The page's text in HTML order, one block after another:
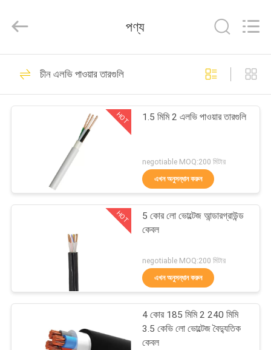
পণ্য
কারখানা
যোগাযোগ
Management
Services
Rights
সাঁজোয়া শক্তি তারগুলি
10
এক্সএলপিই পাওয়ার পাওয়ার
10
10
পণ্য
চীন এলভি পাওয়ার তারগুলি
HOT 1.5 মিমি 2 এলভি পাওয়ার তারগুলি
negotiable MOQ:200 মিটার
এখন অনুসন্ধান করুন
HOT
5 কোর লো ভোল্টেজ আন্ডারগ্রাউন্ড
কেবল
negotiable MOQ:200 মিটার
এখন অনুসন্ধান করুন
4 কোর 185 মিমি 2 240 মিমি
3.5 কেভি লো ভোল্টেজ বৈদ্যুতিক
কেবল